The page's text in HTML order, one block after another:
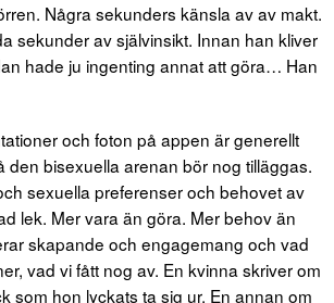
Några sekunders känsla av av makt.
sekunder av självinsikt. Innan han kliver
hade ju ingenting annat att göra… Han
och foton på appen är generellt
den bisexuella arenan bör nog tilläggas.
sexuella preferenser och behovet av
lek. Mer vara än göra. Mer behov än
skapande och engagemang och vad
vad vi fått nog av. En kvinna skriver om
som hon lyckats ta sig ur. En annan om